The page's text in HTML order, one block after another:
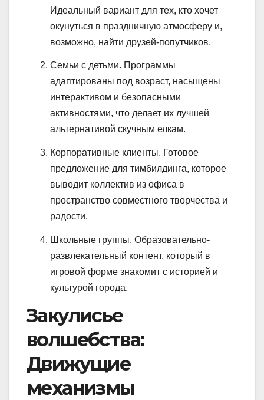
Идеальный вариант для тех, кто хочет
окунуться в праздничную атмосферу и,
возможно, найти друзей-попутчиков.
Семьи с детьми. Программы
адаптированы под возраст, насыщены
интерактивом и безопасными
активностями, что делает их лучшей
альтернативой скучным елкам.
Корпоративные клиенты. Готовое
предложение для тимбилдинга, которое
выводит коллектив из офиса в
пространство совместного творчества и
радости.
Школьные группы. Образовательно-
развлекательный контент, который в
игровой форме знакомит с историей и
культурой города.
Закулисье
волшебства:
Движущие
механизмы